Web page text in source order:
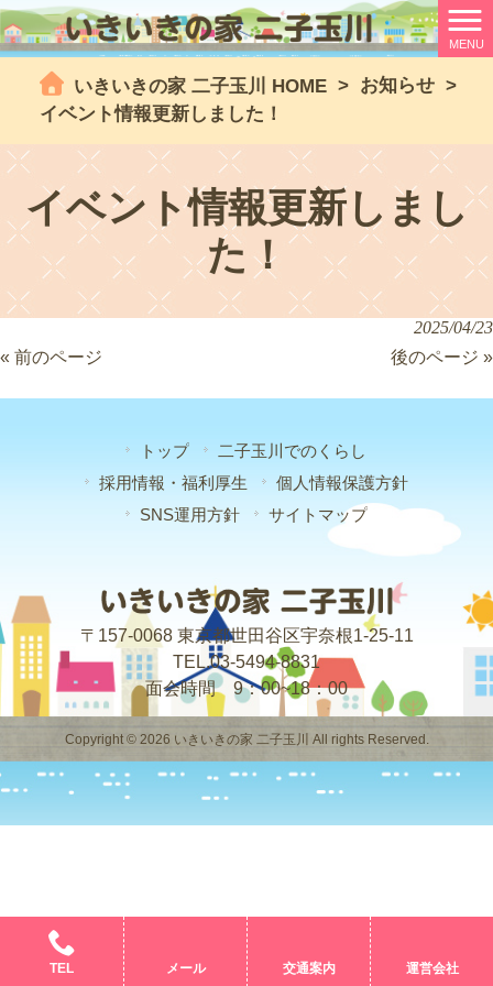
MENU
いきいきの家 二子玉川 HOME > お知らせ >
イベント情報更新しました！
イベント情報更新しまし
た！
2025/04/23
« 前のページ
後のページ »
トップ
二子玉川でのくらし
採用情報・福利厚生
個人情報保護方針
SNS運用方針
サイトマップ
〒157-0068 東京都世田谷区宇奈根1-25-11
TEL.03-5494-8831
面会時間 9：00~18：00
Copyright © 2026 いきいきの家 二子玉川 All rights Reserved.
TEL メール 交通案内 運営会社